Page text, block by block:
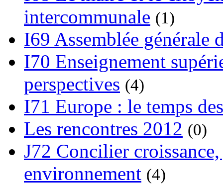
intercommunale (1)
I69 Assemblée générale
I70 Enseignement
perspectives (4)
I71 Europe : le temps
Les rencontres 2012 (0)
J72 Concilier
environnement (4)